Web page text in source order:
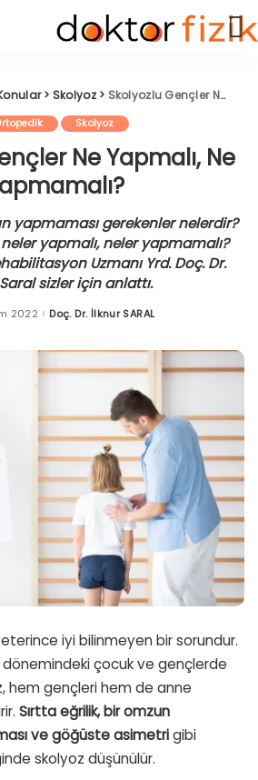
> Skolyoz> Skolyozlu Gençler Ne Yapmalı, Ne Yapmamalı?
Skolyoz
Ne Yapmalı, Ne
yapmaması gerekenler nelerdir?
yapmalı, neler yapmamalı?
Uzmanı Yrd. Doç. Dr.
sizler için anlattı.
2022 Posted
Doç. Dr. İlknur SARAL
iyi bilinmeyen bir sorundur.
çocuk ve gençlerde
hem gençleri hem de anne
Sırtta eğrilik, bir omzun
ve göğüste asimetrigibi
skolyoz düşünülür.